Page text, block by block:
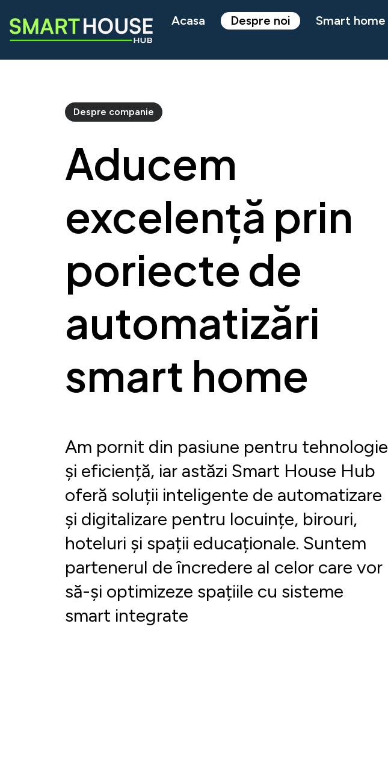
Acasa Despre noi Smart home
Despre companie
Aducem
excelență prin
poriecte de
automatizări
smart home
Am pornit din pasiune pentru tehnologie
și eficiență, iar astăzi Smart House Hub
oferă soluții inteligente de automatizare
și digitalizare pentru locuințe, birouri,
hoteluri și spații educaționale. Suntem
partenerul de încredere al celor care vor
să-și optimizeze spațiile cu sisteme
smart integrate